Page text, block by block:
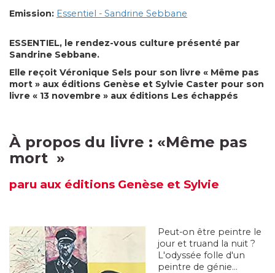
Emission: Essentiel - Sandrine Sebbane
ESSENTIEL, le rendez-vous culture présenté par
Sandrine Sebbane.
Elle reçoit Véronique Sels pour son livre « Même pas
mort » aux éditions Genèse et Sylvie Caster pour son
livre « 13 novembre » aux éditions Les échappés
À propos du livre : «Même pas
mort »
paru aux éditions Genèse et Sylvie
Peut-on être peintre le
jour et truand la nuit ?
L'odyssée folle d'un
peintre de génie...